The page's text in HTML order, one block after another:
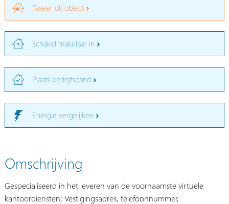
Taxeer dit object
Schakel makelaar in
Plaats bedrijfspand
Energie vergelijken
Omschrijving
Gespecialiseerd in het leveren van de voornaamste virtuele
kantoordiensten; Vestigingsadres, telefoonnummer,